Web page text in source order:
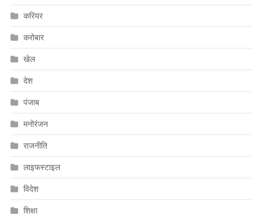
करियर
करोबार
खेल
देश
पंजाब
मनोरंजन
राजनीति
लाइफस्टाइल
विदेश
शिक्षा